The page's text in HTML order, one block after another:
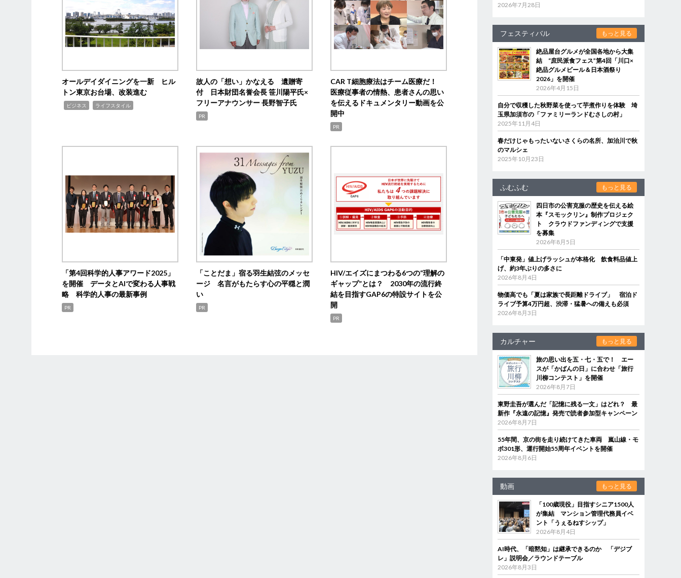
オールデイダイニングを一新 ヒル
トン東京お台場、改装進む
ビジネス ライフスタイル
故人の「想い」かなえる 遺贈寄
付 日本財団名誉会長 笹川陽平氏×
フリーアナウンサー 長野智子氏
PR
CAR T細胞療法はチーム医療だ！
医療従事者の情熱、患者さんの思い
を伝えるドキュメンタリー動画を公
開中
PR
「第4回科学的人事アワード2025」
を開催 データとAIで変わる人事戦
略 科学的人事の最新事例
PR
「ことだま」宿る羽生結弦のメッセ
ージ 名言がもたらす心の平穏と潤
い
PR
HIV/エイズにまつわる6つの“理解の
ギャップ”とは？ 2030年の流行終
結を目指すGAP6の特設サイトを公
開
PR
2026年7月28日
フェスティバル もっと見る
絶品屋台グルメが全国各地から大集
結 “庶民派食フェス”第4回「川口×
絶品グルメビール＆日本酒祭り
2026」を開催
2026年4月15日
自分で収穫した秋野菜を使って芋煮作りを体験 埼
玉県加須市の「ファミリーランドむさしの村」
2025年11月4日
春だけじゃもったいないさくらの名所、加治川で秋
のマルシェ
2025年10月23日
ふむふむ もっと見る
四日市の公害克服の歴史を伝える絵
本『スモックリン』制作プロジェク
ト クラウドファンディングで支援
を募集
2026年8月5日
「中東発」値上げラッシュが本格化 飲食料品値上
げ、約3年ぶりの多さに
2026年8月4日
物価高でも「夏は家族で長距離ドライブ」 宿泊ド
ライブ予算4万円超、渋滞・猛暑への備えも必須
2026年8月3日
カルチャー もっと見る
旅の思い出を五・七・五で！ エー
スが「かばんの日」に合わせ「旅行
川柳コンテスト」を開催
2026年8月7日
東野圭吾が選んだ「記憶に残る一文」はどれ？ 最
新作『永遠の記憶』発売で読者参加型キャンペーン
2026年8月7日
55年間、京の街を走り続けてきた車両 嵐山線・モ
ボ301形、運行開始55周年イベントを開催
2026年8月6日
動画 もっと見る
「100歳現役」目指すシニア1500人
が集結 マンション管理代務員イベ
ント「うぇるねすシップ」
2026年8月4日
AI時代、「暗黙知」は継承できるのか 「デジブ
レ」説明会／ラウンドテーブル
2026年8月3日